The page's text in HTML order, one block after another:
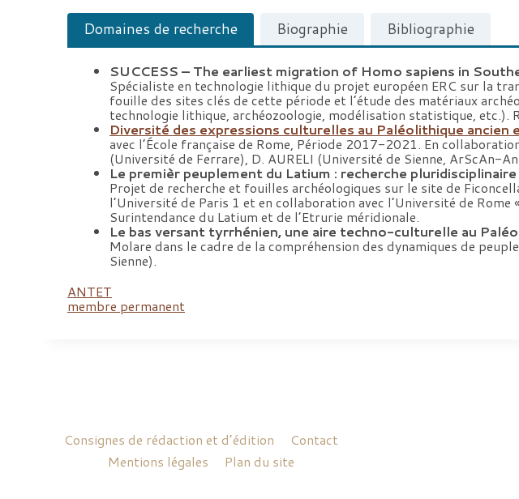
Domaines de recherche Biographie Bibliographie
SUCCESS – The earliest migration of Homo sapiens in
Spécialiste en technologie lithique du projet européen ERC sur la
fouille des sites clés de cette période et l’étude des matériaux
technologie lithique, archéozoologie, modélisation statistique, etc.).
Diversité des expressions culturelles au Paléolithique
avec l’École française de Rome, Période 2017-2021. En
(Université de Ferrare), D. AURELI (Université de Sienne, ArScAn-
Le premièr peuplement du Latium : recherche
Projet de recherche et fouilles archéologiques sur le site de
l’Université de Paris 1 et en collaboration avec l’Université de
Surintendance du Latium et de l’Etrurie méridionale.
Le bas versant tyrrhénien, une aire techno-culturelle au
Molare dans le cadre de la compréhension des dynamiques de
Sienne).
ANTET
membre permanent
Consignes de rédaction et d’édition
Contact
Mentions légales
Plan du site